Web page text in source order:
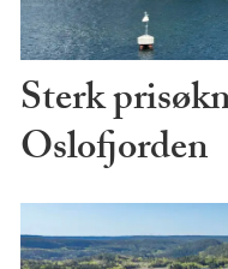
Sterk
Oslofjorden